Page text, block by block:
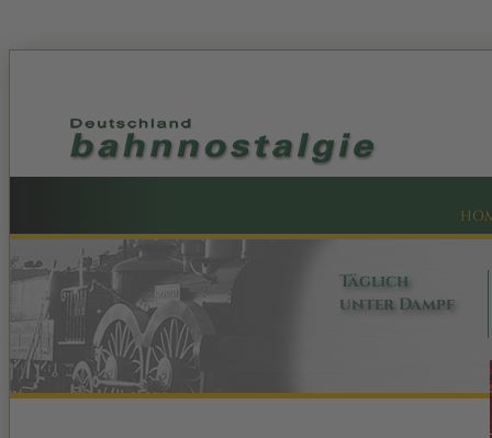
Täglich
unter Dampf